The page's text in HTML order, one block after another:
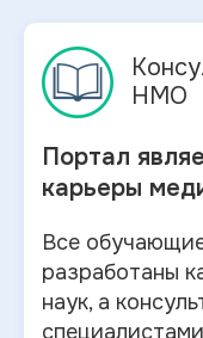
НМО
Портал
карьеры
Все
разработаны
наук, а